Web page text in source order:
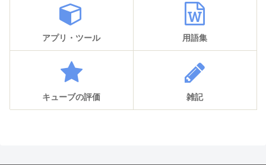
アプリ・ツール 用語集
キューブの評価 雑記